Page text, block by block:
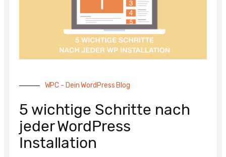
WPC - Dein WordPress Blog
5 wichtige Schritte nach
jeder WordPress
Installation